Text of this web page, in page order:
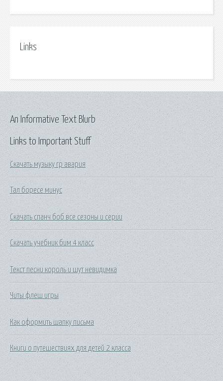
Links
Links to Important Stuff
Скачать музыку гр авария
Тал боресе минус
Скачать спанч боб все сезоны и серии
Скачать учебник бим 4 класс
Текст песни король и шут невидимка
Читы флеш игры
Как оформить шапку письма
Книги о путешествиях для детей 2 класса
An Informative Text Blurb